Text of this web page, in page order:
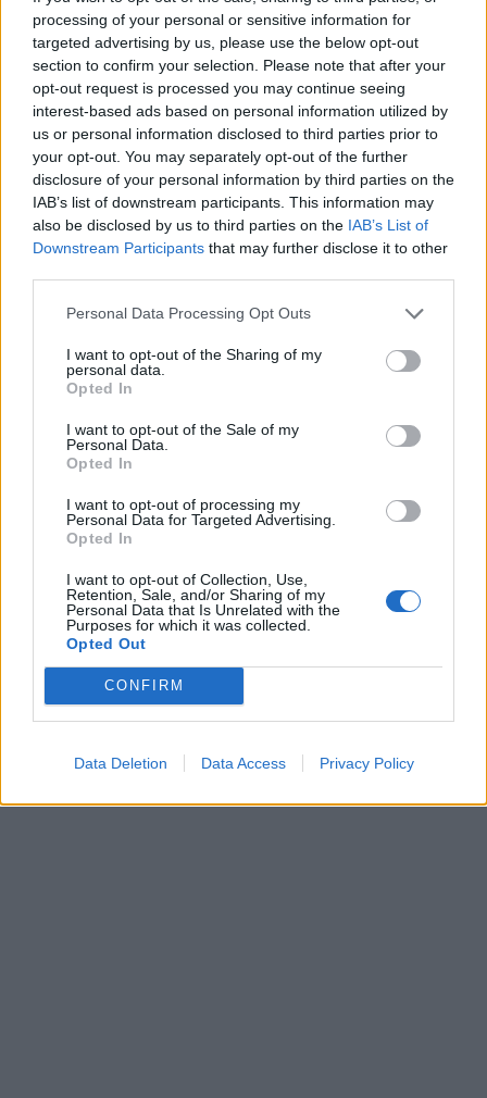
processing of your personal or sensitive information for
targeted advertising by us, please use the below opt-out
section to confirm your selection. Please note that after your
opt-out request is processed you may continue seeing
interest-based ads based on personal information utilized by
us or personal information disclosed to third parties prior to
your opt-out. You may separately opt-out of the further
disclosure of your personal information by third parties on the
IAB’s list of downstream participants. This information may
also be disclosed by us to third parties on the IAB’s List of
Downstream Participants that may further disclose it to other
Personal Data Processing Opt Outs
I want to opt-out of the Sharing of my
personal data.
Opted In
I want to opt-out of the Sale of my
Personal Data.
Opted In
I want to opt-out of processing my
Personal Data for Targeted Advertising.
Opted In
I want to opt-out of Collection, Use,
Retention, Sale, and/or Sharing of my
Personal Data that Is Unrelated with the
Purposes for which it was collected.
Opted Out
CONFIRM
Data Deletion Data Access Privacy Policy
υψηλών απαιτήσεων και στον πελάτη πολύ
χαμηλού κόστους. «Ανοίγουν» μάλιστα το
πελατολόγιο τους και σε κλάδους που δεν θα
έπρεπε να τους ενδιαφέρουν ή να τους
ενδιαφέρουν τόσο όπως είναι ειδικές
κατηγορίες (γάμος, live, κ.λ.π.) καθιστώντας έτσι
την θέση τους απολύτως ανταγωνιστική (και
κάποτε αντιδεοντολογική) έναντι της τοπικής
ΕΡΓΑΣΙΑ